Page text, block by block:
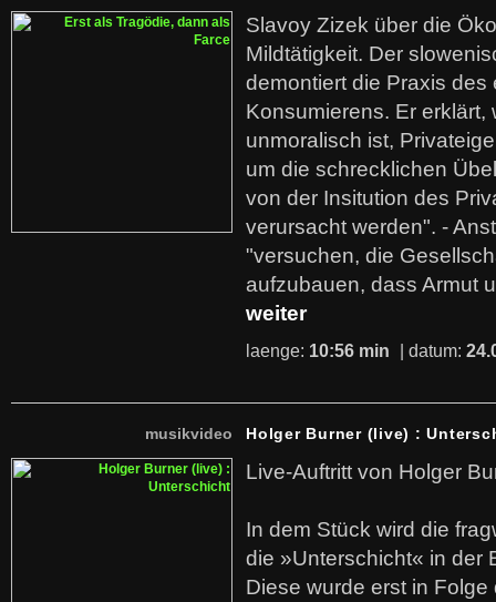
Slavoy Zizek über die
Mildtätigkeit. Der
demontiert die Praxis des
Konsumierens. Er erklärt,
unmoralisch ist,
um die schrecklichen
von der Insitution des
verursacht werden". -
"versuchen, die
aufzubauen, dass Armut
weiter
laenge: 10:56 min | datum:
musikvideo Holger Burner (live) :
Live-Auftritt von Holger
In dem Stück wird die
die »Unterschicht« in der
Diese wurde erst in